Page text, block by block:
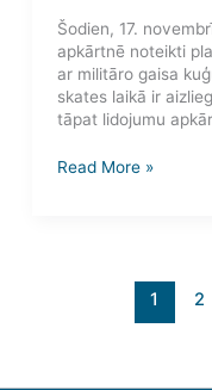
Šodien, 17.
apkārtnē noteikti
ar militāro gaisa
skates laikā ir
tāpat lidojumu
Read More »
1 2